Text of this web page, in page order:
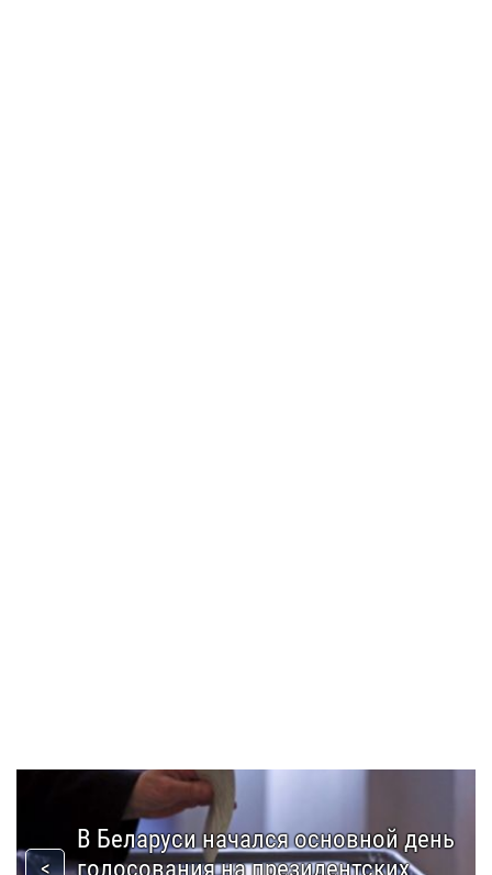
В Беларуси начался основной день
голосования на президентских